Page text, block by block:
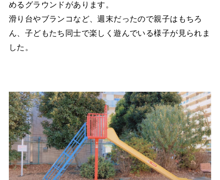
めるグラウンドがあります。
滑り台やブランコなど、週末だったので親子はもちろ
ん、子どもたち同士で楽しく遊んでいる様子が見られま
した。